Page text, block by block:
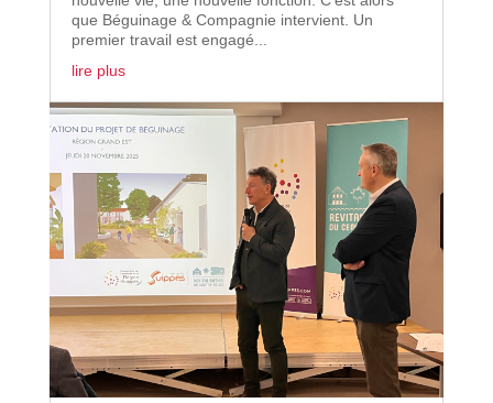
que Béguinage & Compagnie intervient. Un
premier travail est engagé...
lire plus